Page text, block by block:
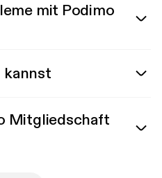
mit Podimo
kannst
Mitgliedschaft